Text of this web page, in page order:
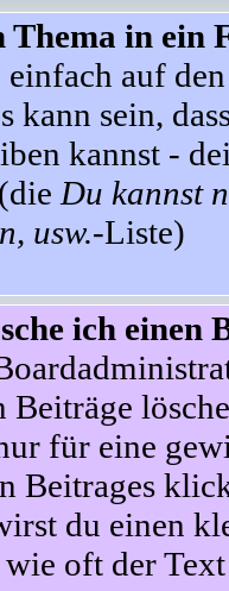
Thema in ein
auf
kann sein,
kannst -
Du kannst
usw.-Liste)
ich einen
Beiträge
für eine
Beitrages
du einen
oft der